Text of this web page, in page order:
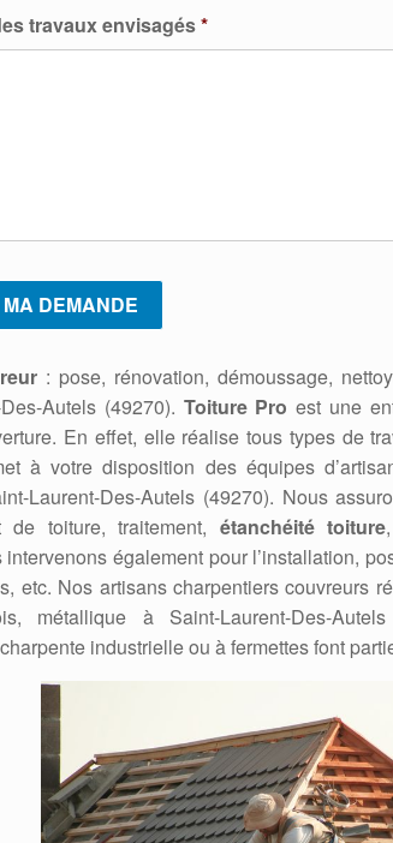
travaux envisagés*
: pose, rénovation, démoussage,
Autels (49270). Toiture Pro est une
En effet, elle réalise tous types de
à votre disposition des équipes
Laurent-Des-Autels (49270). Nous
de toiture, traitement, étanchéité toiture
intervenons également pour l’installation,
etc. Nos artisans charpentiers couvreurs
métallique à Saint-Laurent-Des-
industrielle ou à fermettes font